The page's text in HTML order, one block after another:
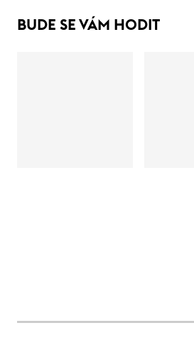
BUDE SE VÁM HODIT